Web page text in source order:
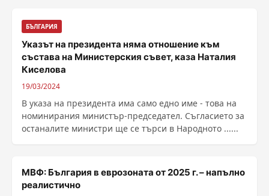
БЪЛГАРИЯ
Указът на президента няма отношение към
състава на Министерския съвет, каза Наталия
Киселова
19/03/2024
В указа на президента има само едно име - това на
номинирания министър-председател. Съгласието за
останалите министри ще се търси в Народното ......
МВФ: България в еврозоната от 2025 г. – напълно
реалистично